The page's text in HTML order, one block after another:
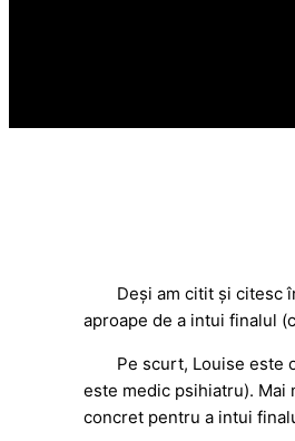
Deși am citit și citesc
aproape de a intui finalul
Pe scurt, Louise este
este medic psihiatru). Mai
concret pentru a intui